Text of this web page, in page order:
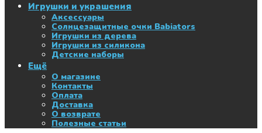
Игрушки и украшения
Аксессуары
Солнцезащитные очки Babiators
Игрушки из дерева
Игрушки из силикона
Детские наборы
Ещё
О магазине
Контакты
Оплата
Доставка
О возврате
Полезные статьи